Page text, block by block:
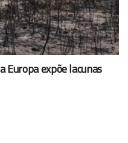
Europa expõe lacunas